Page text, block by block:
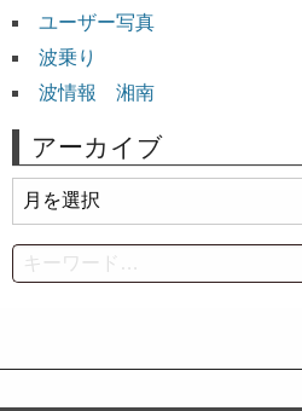
ユーザー写真
波乗り
波情報 湘南
アーカイブ
ー
カ
イ
Search